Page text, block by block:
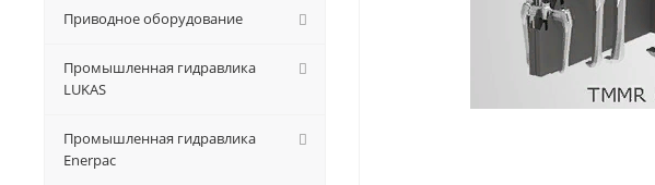
Приводное оборудование
Промышленная гидравлика
LUKAS
Промышленная гидравлика
Enerpac